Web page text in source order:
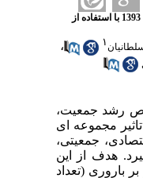
ارزیابی مدل باروری شهر همدان در سال 1393 با استفاده از
۱ ،
رشد جمعیت،
مجموعه ای
جمعیتی،
هدف از این
باروری (تعداد